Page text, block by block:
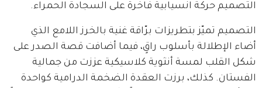
التصميم حركة انسيابية فاخرة على السجادة الحمراء.
التصميم تميّز بتطريزات برّاقة غنية بالخرز اللامع الذي
أضاء الإطلالة بأسلوب راقٍ، فيما أضافت قصة الصدر على
شكل القلب لمسة أنثوية كلاسيكية عززت من جمالية
الفستان. كذلك، برزت العقدة الضخمة الدرامية كواحدة